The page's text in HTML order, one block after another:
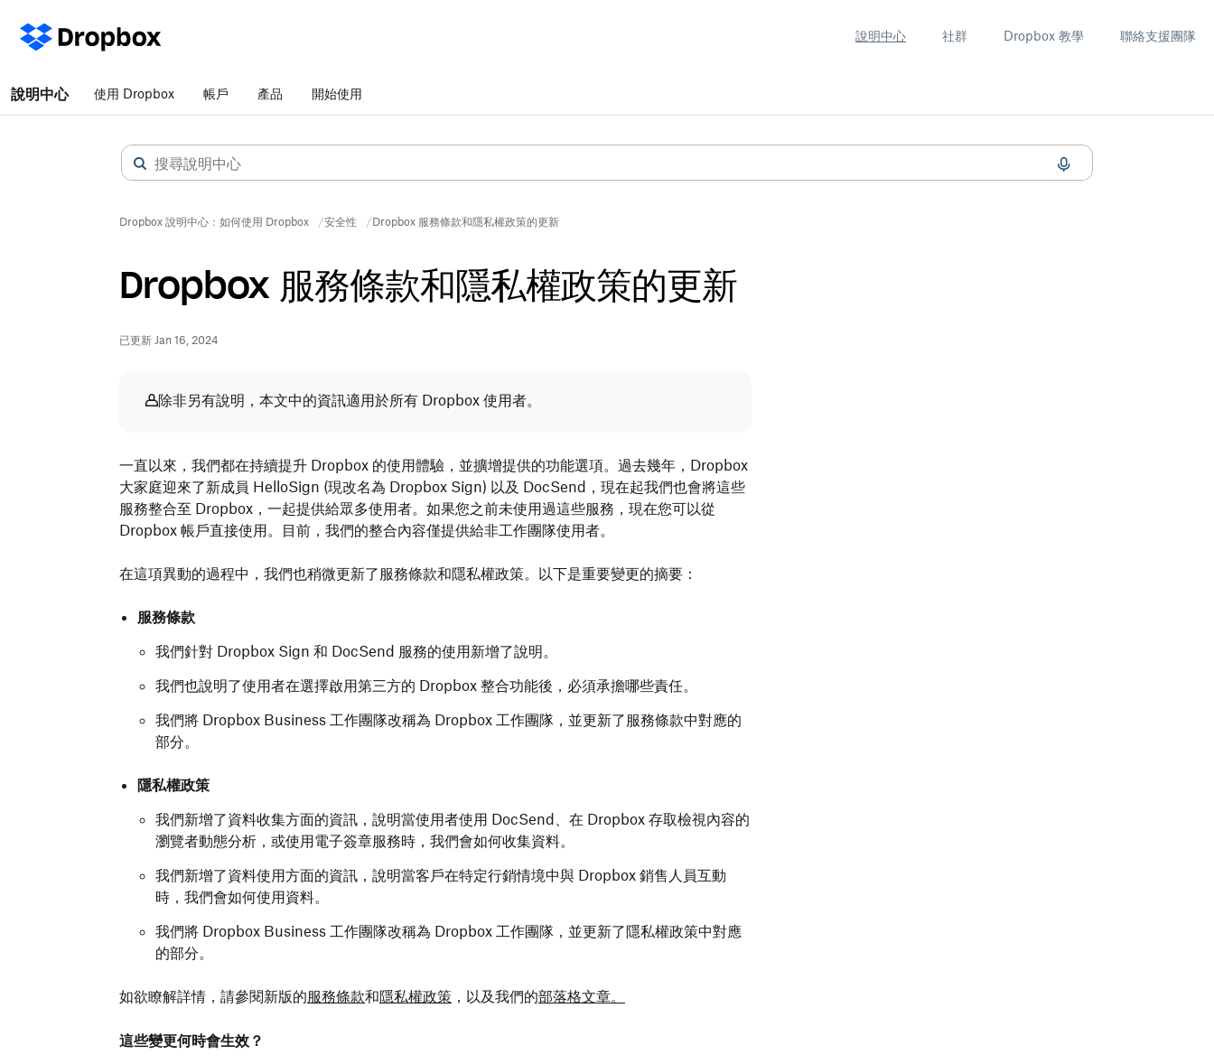
說明中心 社群 Dropbox 教學 聯絡支援團隊
說明中心 使用 Dropbox 帳戶 產品 開始使用
Dropbox 說明中心：如何使用 Dropbox 安全性 Dropbox 服務條款和隱私權政策的更新
Dropbox 服務條款和隱私權政策的更新
已更新 Jan 16, 2024
除非另有說明，本文中的資訊適用於所有 Dropbox 使用者。
一直以來，我們都在持續提升 Dropbox 的使用體驗，並擴增提供的功能選項。過去幾年，Dropbox
大家庭迎來了新成員 HelloSign (現改名為 Dropbox Sign) 以及 DocSend，現在起我們也會將這些
服務整合至 Dropbox，一起提供給眾多使用者。如果您之前未使用過這些服務，現在您可以從
Dropbox 帳戶直接使用。目前，我們的整合內容僅提供給非工作團隊使用者。
在這項異動的過程中，我們也稍微更新了服務條款和隱私權政策。以下是重要變更的摘要：
服務條款
我們針對 Dropbox Sign 和 DocSend 服務的使用新增了說明。
我們也說明了使用者在選擇啟用第三方的 Dropbox 整合功能後，必須承擔哪些責任。
我們將 Dropbox Business 工作團隊改稱為 Dropbox 工作團隊，並更新了服務條款中對應的
部分。
隱私權政策
我們新增了資料收集方面的資訊，說明當使用者使用 DocSend、在 Dropbox 存取檢視內容的
瀏覽者動態分析，或使用電子簽章服務時，我們會如何收集資料。
我們新增了資料使用方面的資訊，說明當客戶在特定行銷情境中與 Dropbox 銷售人員互動
時，我們會如何使用資料。
我們將 Dropbox Business 工作團隊改稱為 Dropbox 工作團隊，並更新了隱私權政策中對應
的部分。
如欲瞭解詳情，請參閱新版的服務條款和隱私權政策 ，以及我們的部落格文章。
這些變更何時會生效？